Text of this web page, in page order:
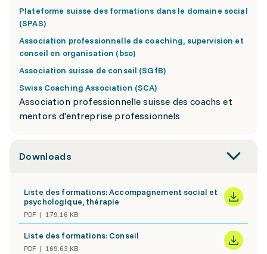
Plateforme suisse des formations dans le domaine social
(SPAS)
Association professionnelle de coaching, supervision et
conseil en organisation (bso)
Association suisse de conseil (SGfB)
Swiss Coaching Association (SCA)
Association professionnelle suisse des coachs et
mentors d'entreprise professionnels
Downloads
Liste des formations: Accompagnement social et
psychologique, thérapie
PDF 179.16 KB
Liste des formations: Conseil
PDF 169.63 KB